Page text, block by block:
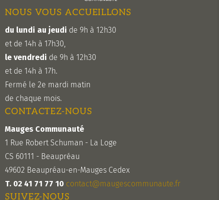
NOUS VOUS ACCUEILLONS
du lundi au jeudi de 9h à 12h30
et de 14h à 17h30,
le vendredi de 9h à 12h30
et de 14h à 17h.
Fermé le 2e mardi matin
de chaque mois.
CONTACTEZ-NOUS
Mauges Communauté
1 Rue Robert Schuman - La Loge
CS 60111 - Beaupréau
49602 Beaupréau-en-Mauges Cedex
T. 02 41 71 77 10 contact@maugescommunaute.fr
SUIVEZ-NOUS